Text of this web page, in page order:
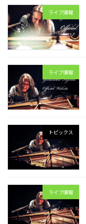
ライブ情報
ライブ情報
トピックス
ライブ情報